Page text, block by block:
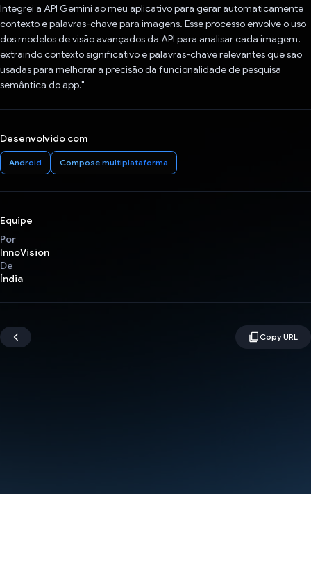
Integrei a API Gemini ao meu aplicativo para gerar automaticamente
contexto e palavras-chave para imagens. Esse processo envolve o uso
dos modelos de visão avançados da API para analisar cada imagem,
extraindo contexto significativo e palavras-chave relevantes que são
usadas para melhorar a precisão da funcionalidade de pesquisa
semântica do app."
Desenvolvido com
Android Compose multiplataforma
Equipe
Por
InnoVision
De
Índia